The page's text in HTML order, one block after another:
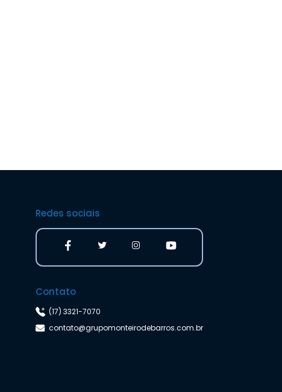
Redes sociais
Contato
(17) 3321-7070
contato@grupomonteirodebarros.com.br